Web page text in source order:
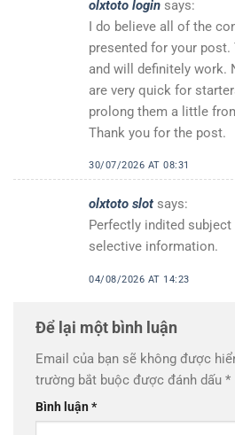
olxtoto login says:
I do believe all of the
presented for your post.
and will definitely work.
are very quick for
prolong them a little
Thank you for the post.
30/07/2026 AT 08:31
olxtoto slot says:
Perfectly indited
selective information.
04/08/2026 AT 14:23
Để lại một bình luận
Email của bạn sẽ không được
trường bắt buộc được đánh dấu *
Bình luận*